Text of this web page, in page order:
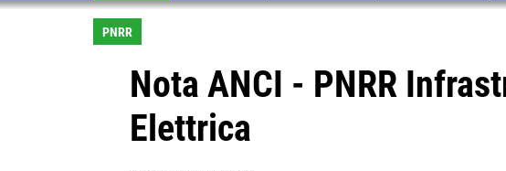
PNRR
Nota ANCI - PNRR
Elettrica